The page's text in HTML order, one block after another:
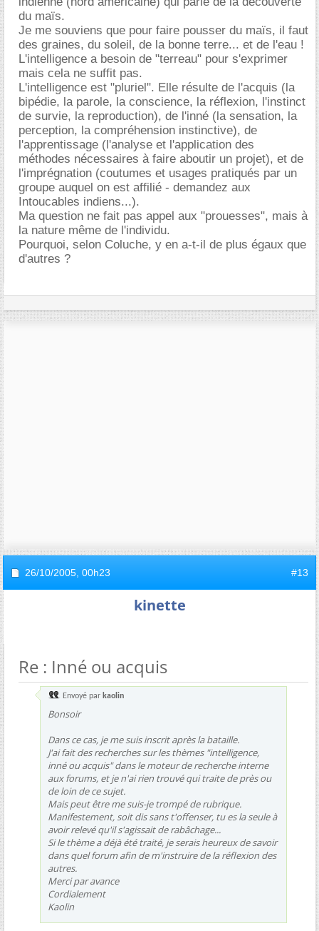
du maïs.
Je me souviens que pour faire pousser du maïs, il faut
des graines, du soleil, de la bonne terre... et de l'eau !
L'intelligence a besoin de "terreau" pour s'exprimer
mais cela ne suffit pas.
L'intelligence est "pluriel". Elle résulte de l'acquis (la
bipédie, la parole, la conscience, la réflexion, l'instinct
de survie, la reproduction), de l'inné (la sensation, la
perception, la compréhension instinctive), de
l'apprentissage (l'analyse et l'application des
méthodes nécessaires à faire aboutir un projet), et de
l'imprégnation (coutumes et usages pratiqués par un
groupe auquel on est affilié - demandez aux
Intoucables indiens...).
Ma question ne fait pas appel aux "prouesses", mais à
la nature même de l'individu.
Pourquoi, selon Coluche, y en a-t-il de plus égaux que
d'autres ?
26/10/2005, 00h23 #13
kinette
Re : Inné ou acquis
Envoyé par kaolin
Bonsoir
Dans ce cas, je me suis inscrit après la bataille.
J'ai fait des recherches sur les thèmes "intelligence,
inné ou acquis" dans le moteur de recherche interne
aux forums, et je n'ai rien trouvé qui traite de près ou
de loin de ce sujet.
Mais peut être me suis-je trompé de rubrique.
Manifestement, soit dis sans t'offenser, tu es la seule à
avoir relevé qu'il s'agissait de rabâchage...
Si le thème a déjà été traité, je serais heureux de savoir
dans quel forum afin de m'instruire de la réflexion des
autres.
Merci par avance
Cordialement
Kaolin